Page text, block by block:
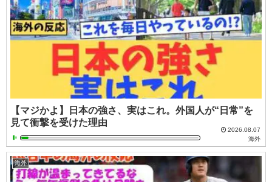
【マジかよ】日本の強さ、実はこれ。外国人が“日常”を
見て衝撃を受けた理由
2026.08.07
海外
海外